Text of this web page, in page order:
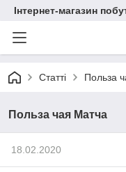
Інтернет-магазин
Статті Польза
Польза чая Матча
18.02.2020